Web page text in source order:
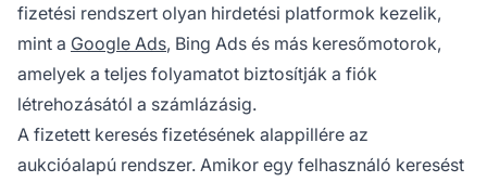
fizetési rendszert olyan hirdetési platformok kezelik,
mint a Google Ads, Bing Ads és más keresőmotorok,
amelyek a teljes folyamatot biztosítják a fiók
létrehozásától a számlázásig.
A fizetett keresés fizetésének alappillére az
aukcióalapú rendszer. Amikor egy felhasználó keresést